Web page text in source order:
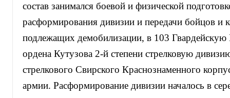
состав занимался боевой и физической
расформирования дивизии и передачи бойцов и
подлежащих демобилизации, в 103
ордена Кутузова 2-й степени стрелковую
стрелкового Свирского Краснознаменного
армии. Расформирование дивизии началось в